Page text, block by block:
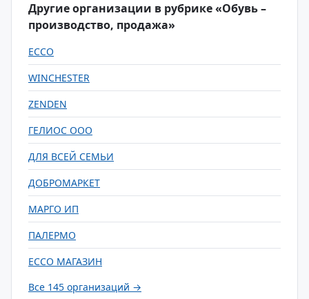
Другие организации в рубрике «Обувь –
производство, продажа»
ECCO
WINCHESTER
ZENDEN
ГЕЛИОС ООО
ДЛЯ ВСЕЙ СЕМЬИ
ДОБРОМАРКЕТ
МАРГО ИП
ПАЛЕРМО
ECCO МАГАЗИН
Все 145 организаций →